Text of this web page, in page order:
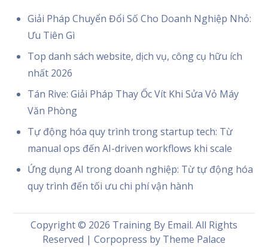
Giải Pháp Chuyển Đổi Số Cho Doanh Nghiệp Nhỏ:
Ưu Tiên Gì
Top danh sách website, dịch vụ, công cụ hữu ích
nhất 2026
Tán Rive: Giải Pháp Thay Ốc Vít Khi Sửa Vỏ Máy
Văn Phòng
Tự động hóa quy trình trong startup tech: Từ
manual ops đến AI-driven workflows khi scale
Ứng dụng AI trong doanh nghiệp: Từ tự động hóa
quy trình đến tối ưu chi phí vận hành
Copyright © 2026 Training By Email. All Rights
Reserved | Corpopress by Theme Palace